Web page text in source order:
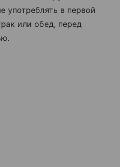
употреблять в первой
или обед, перед